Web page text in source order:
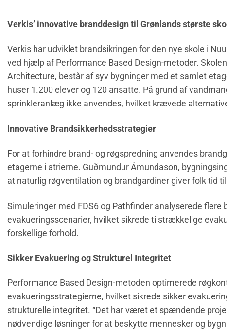
Verkis’ innovative branddesign til Grønlands største
Verkis har udviklet brandsikringen for den nye skole i
ved hjælp af Performance Based Design-metoder.
Architecture, består af syv bygninger med et samlet
huser 1.200 elever og 120 ansatte. På grund af
sprinkleranlæg ikke anvendes, hvilket krævede
Innovative Brandsikkerhedsstrategier
For at forhindre brand- og røgspredning anvendes
etagerne i atrierne. Guðmundur Ámundason,
at naturlig røgventilation og brandgardiner giver folk tid
Simuleringer med FDS6 og Pathfinder analyserede flere
evakueringsscenarier, hvilket sikrede tilstrækkelige
forskellige forhold.
Sikker Evakuering og Strukturel Integritet
Performance Based Design-metoden optimerede
evakueringsstrategierne, hvilket sikrede sikker
strukturelle integritet. “Det har været et spændende
nødvendige løsninger for at beskytte mennesker og